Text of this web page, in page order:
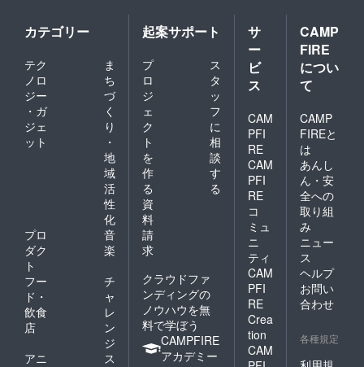
カテゴリー
テク
ノロ
ジー
・ガ
ジェ
ット
ま
ち
づ
く
り
・
地
域
活
性
化
プロ
ダク
ト
音
楽
フー
ド・
飲食
店
チ
ャ
レ
ン
ジ
アニ
ス
起案サポート
プ
ロ
ジ
ェ
ク
ト
を
作
る
ス
タ
ッ
フ
に
相
談
す
る
資
料
請
求
クラウドファ
ンディングの
ノウハウを無
料で学ぼう
CAMPFIRE
アカデミー
サ
ー
ビ
ス
CAM
PFI
RE
CAM
PFI
RE
コ
ミュ
ニ
ティ
CAM
PFI
RE
Crea
tion
CAM
CAMP
FIRE
につい
て
CAMP
FIREと
は
あんし
ん・安
全への
取り組
み
ニュー
ス
ヘルプ
お問い
合わせ
各種規定